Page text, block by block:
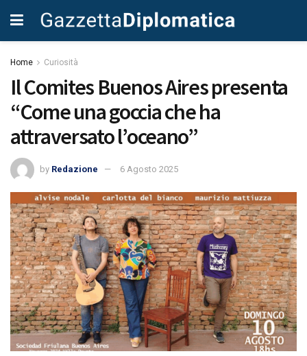
Home Curiosità
Il Comites Buenos Aires presenta
“Come una goccia che ha
attraversato l’oceano”
by Redazione 6 Agosto 2025